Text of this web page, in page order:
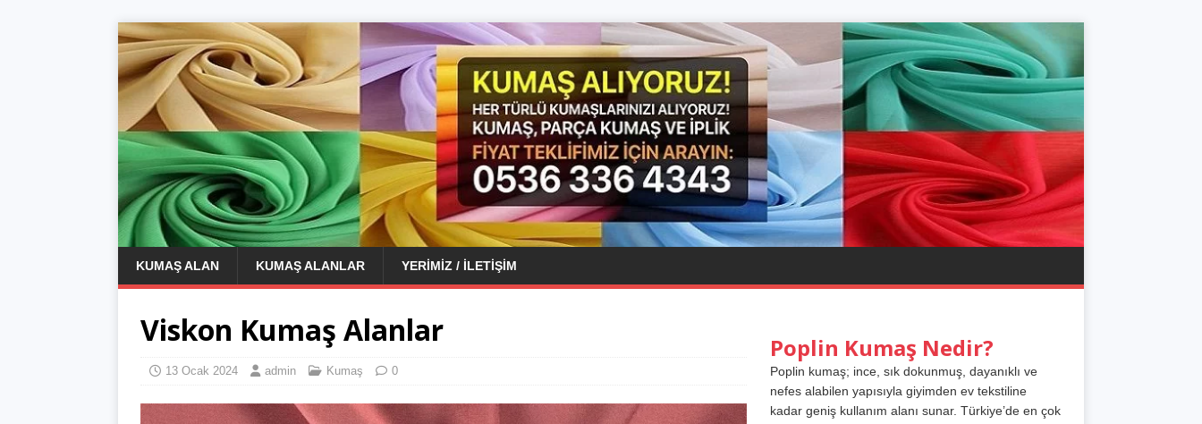
KUMAŞ ALAN KUMAŞ ALANLAR YERIMIZ / İLETIŞIM
Viskon Kumaş Alanlar
13 Ocak 2024 admin Kumaş 0
Poplin Kumaş Nedir?
Poplin kumaş; ince, sık dokunmuş, dayanıklı ve
nefes alabilen yapısıyla giyimden ev tekstiline
kadar geniş kullanım alanı sunar. Türkiye’de en çok